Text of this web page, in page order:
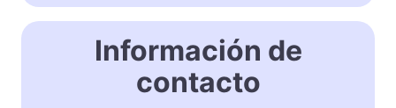
Información de
contacto